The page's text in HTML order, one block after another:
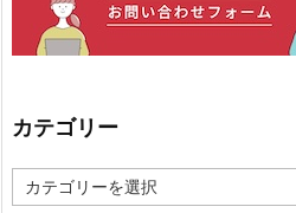
カテゴリー
テ